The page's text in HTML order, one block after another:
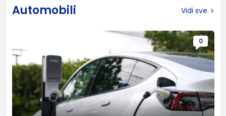
Automobili Vidi sve
0